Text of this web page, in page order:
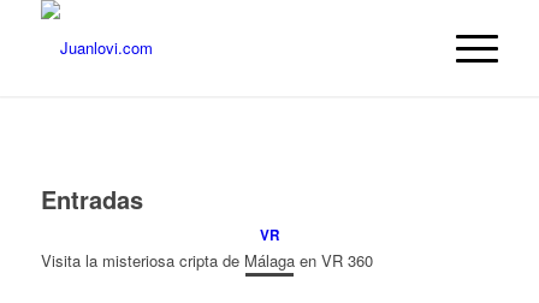
Entradas
VR
Visita la misteriosa cripta de Málaga en VR 360